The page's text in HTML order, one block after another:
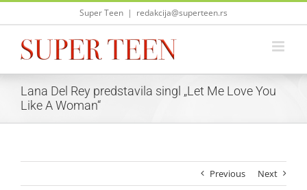
Skip
Super Teen | redakcija@superteen.rs
Lana Del Rey predstavila singl „Let Me Love You
Like A Woman“
Previous Next